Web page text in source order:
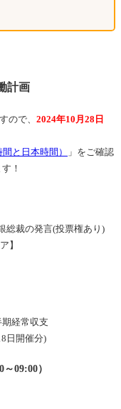
計画
ので、 2024年10月28日
と日本時間）
」をご確認
！
裁の発言(投票権あり)
】
経常収支
日開催分)
09:00）